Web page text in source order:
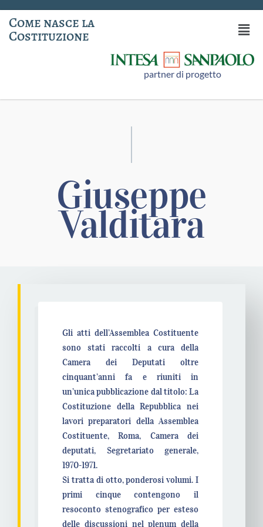
Come nasce la
Costituzione
partner di progetto
Giuseppe
Valditara
Gli atti dell’Assemblea Costituente
sono stati raccolti a cura della
Camera dei Deputati oltre
cinquant’anni fa e riuniti in
un’unica pubblicazione dal titolo: La
Costituzione della Repubblica nei
lavori preparatori della Assemblea
Costituente, Roma, Camera dei
deputati, Segretariato generale,
1970-1971.
Si tratta di otto, ponderosi volumi. I
primi cinque contengono il
resoconto stenografico per esteso
delle discussioni nel plenum della